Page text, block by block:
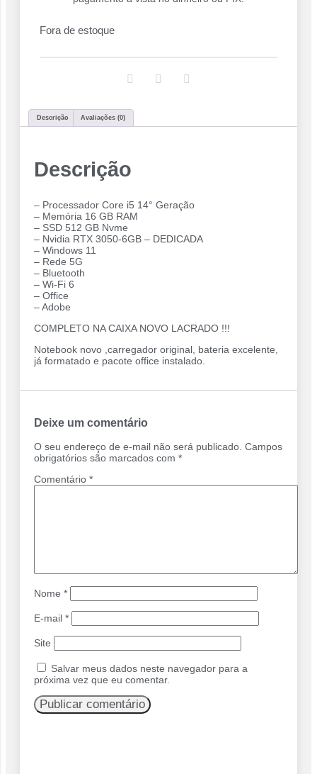
Fora de estoque
Descrição Avaliações (0)
Descrição
– Processador Core i5 14° Geração
– Memória 16 GB RAM
– SSD 512 GB Nvme
– Nvidia RTX 3050-6GB – DEDICADA
– Windows 11
– Rede 5G
– Bluetooth
– ⁠Wi-Fi 6
– Office
– Adobe
COMPLETO NA CAIXA NOVO LACRADO !!!
Notebook novo ,carregador original, bateria excelente,
já formatado e pacote office instalado.
Deixe um comentário
O seu endereço de e-mail não será publicado. Campos
obrigatórios são marcados com *
Comentário *
Nome *
E-mail *
Site
Salvar meus dados neste navegador para a
próxima vez que eu comentar.